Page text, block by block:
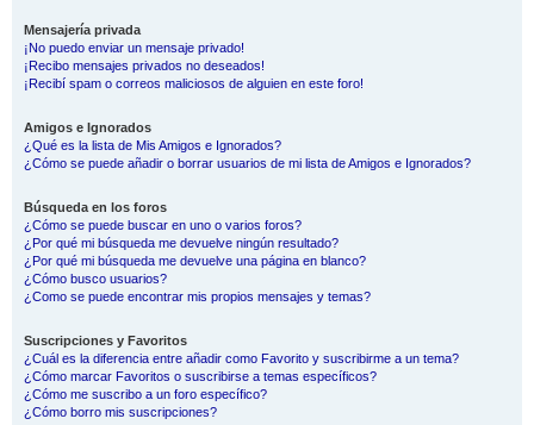
Mensajería privada
¡No puedo enviar un mensaje privado!
¡Recibo mensajes privados no deseados!
¡Recibí spam o correos maliciosos de alguien en este foro!
Amigos e Ignorados
¿Qué es la lista de Mis Amigos e Ignorados?
¿Cómo se puede añadir o borrar usuarios de mi lista de Amigos e Ignorados?
Búsqueda en los foros
¿Cómo se puede buscar en uno o varios foros?
¿Por qué mi búsqueda me devuelve ningún resultado?
¿Por qué mi búsqueda me devuelve una página en blanco?
¿Cómo busco usuarios?
¿Como se puede encontrar mis propios mensajes y temas?
Suscripciones y Favoritos
¿Cuál es la diferencia entre añadir como Favorito y suscribirme a un tema?
¿Cómo marcar Favoritos o suscribirse a temas específicos?
¿Cómo me suscribo a un foro específico?
¿Cómo borro mis suscripciones?